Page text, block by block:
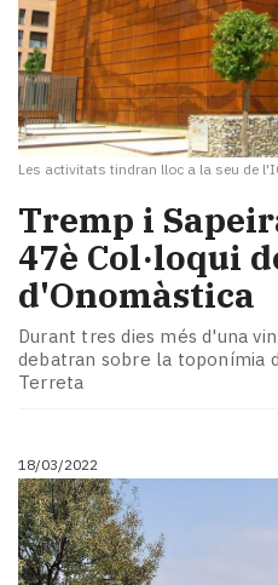
Les activitats tindran lloc a la seu de
Tremp i
47è Col·loqui
d'Onomàstica
Durant tres dies més d'una
debatran sobre la toponímia
Terreta
18/03/2022